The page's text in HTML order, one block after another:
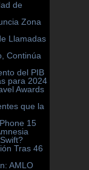
de
Zona
Llamadas
Continúa
del PIB
para 2024
Awards
que la
15
Tras 46
AMLO